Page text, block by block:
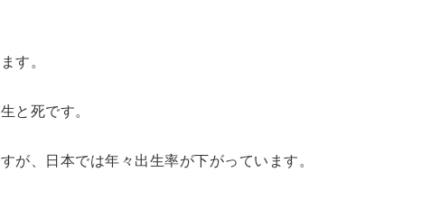
す。
と死です。
、日本では年々出生率が下がっています。